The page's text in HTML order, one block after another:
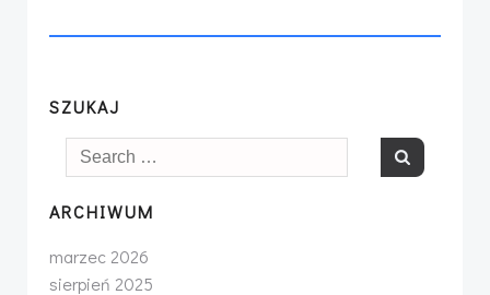
SZUKAJ
Search
for:
ARCHIWUM
marzec 2026
sierpień 2025